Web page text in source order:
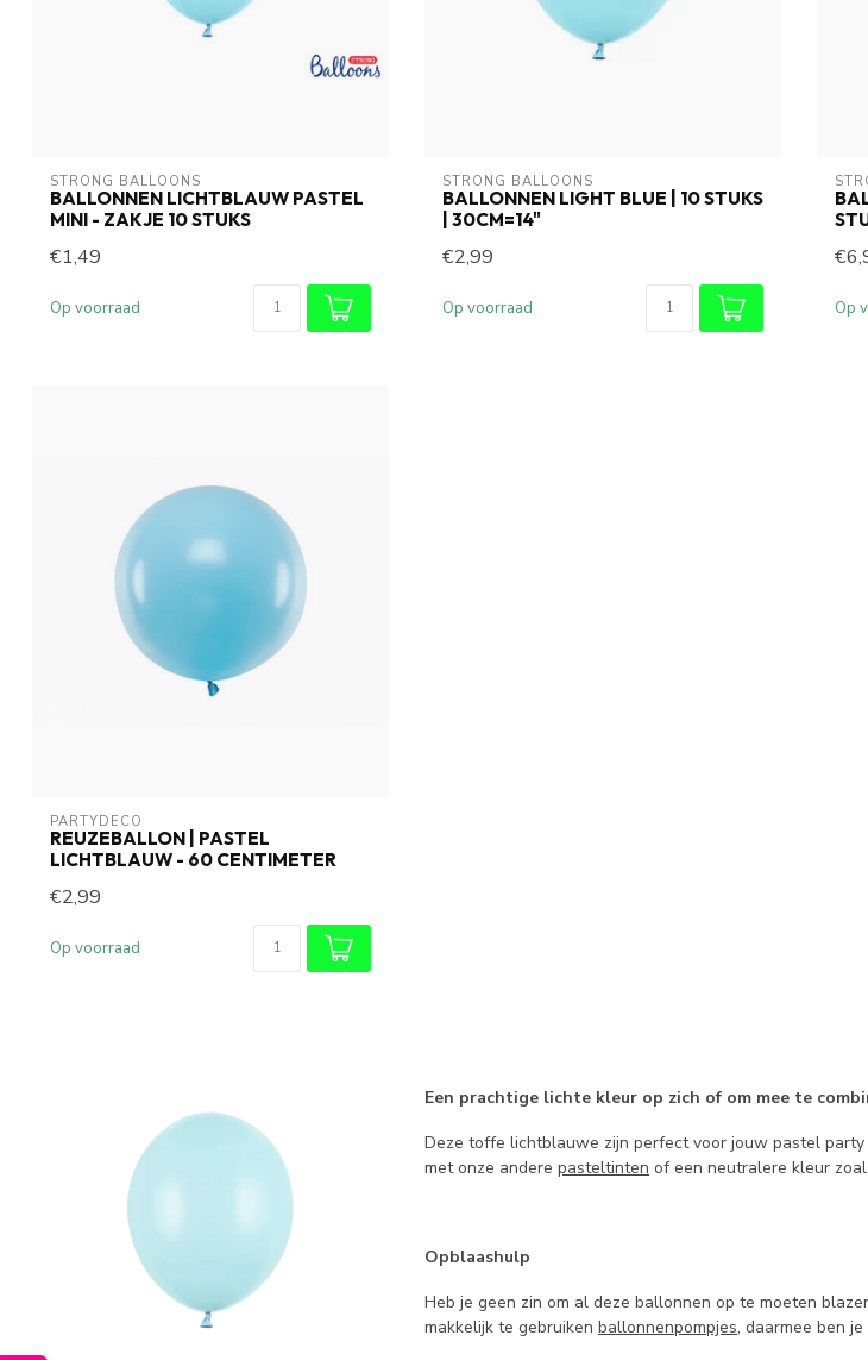
STRONG BALLOONS
BALLONNEN LICHTBLAUW PASTEL
MINI - ZAKJE 10 STUKS
€1,49
Op voorraad
STRONG BALLOONS
BALLONNEN LIGHT BLUE | 10 STUKS
| 30CM=14"
€2,99
Op voorraad Op
PARTYDECO
REUZEBALLON | PASTEL
LICHTBLAUW - 60 CENTIMETER
€2,99
Op voorraad
Een prachtige lichte kleur op zich of om mee te
Deze toffe lichtblauwe zijn perfect voor jouw pastel
met onze andere pasteltinten of een neutralere kleur
Opblaashulp
Heb je geen zin om al deze ballonnen op te moeten
makkelijk te gebruiken ballonnenpompjes, daarmee ben